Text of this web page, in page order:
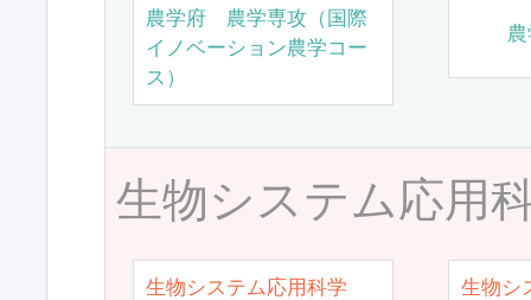
農学府 農学専攻（国際
イノベーション農学コー
ス）
生物システム応用
生物システム応用科学
生物シ